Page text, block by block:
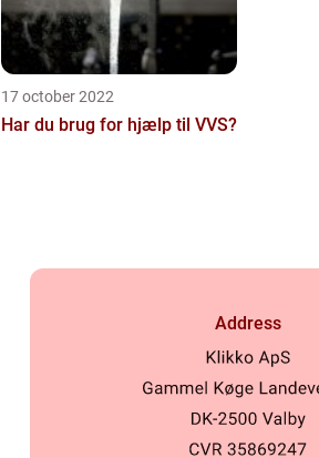
17 october 2022
Har du brug for hjælp til VVS?
Address